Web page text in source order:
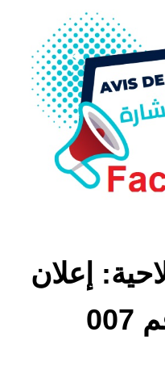
إعلان
عن استشارة رقم 007